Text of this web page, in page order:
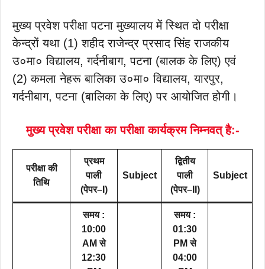
मुख्य प्रवेश परीक्षा पटना मुख्यालय में स्थित दो परीक्षा
केन्द्रों यथा (1) शहीद राजेन्द्र प्रसाद सिंह राजकीय
उ०मा० विद्यालय, गर्दनीबाग, पटना (बालक के लिए) एवं
(2) कमला नेहरू बालिका उ०मा० विद्यालय, यारपुर,
गर्दनीबाग, पटना (बालिका के लिए) पर आयोजित होगी।
मुख्य प्रवेश परीक्षा का परीक्षा कार्यक्रम निम्नवत् है:-
परीक्षा की
तिथि
प्रथम
पाली
(पेपर–I)
Subject
द्वितीय
पाली
(पेपर–II)
Subject
समय :
10:00
AM से
12:30
समय :
01:30
PM से
04:00